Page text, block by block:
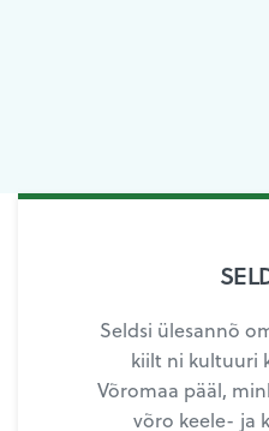
Seldsi ülesannõ
kiilt ni kultuuri
Võromaa pääl,
võro keele- ja